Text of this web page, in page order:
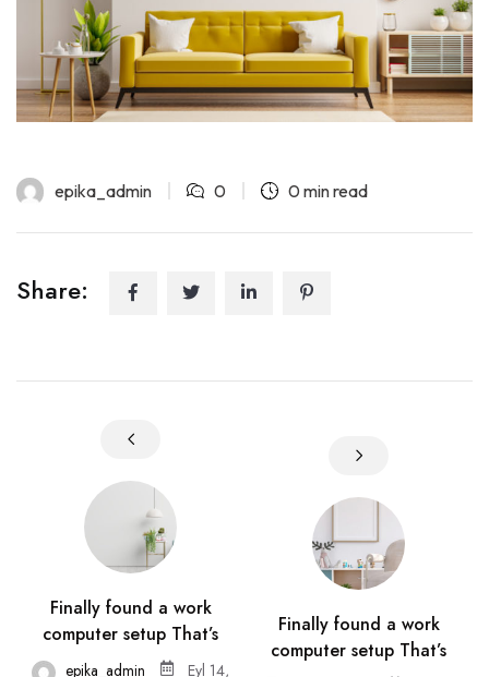
epika_admin 0 0 min read
Share:
Finally found a work
computer setup That’s
epika_admin
Eyl 14,
Finally found a work
computer setup That’s